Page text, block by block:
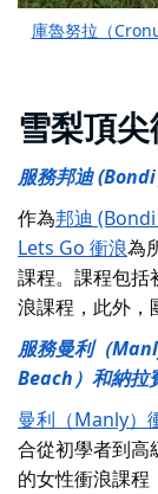
庫魯努拉（
雪梨頂
服務邦迪
作為邦迪 (Bondi
Lets Go 衝浪為
課程。課程包括
浪課程，此外，
服務曼利（
Beach）和納拉
曼利（Manly）
合從初學者到高
的女性衝浪課程